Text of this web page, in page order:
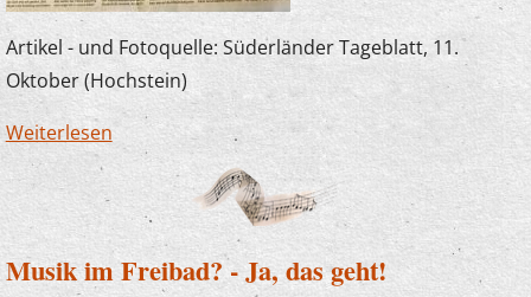
Artikel - und Fotoquelle: Süderländer Tageblatt, 11.
Oktober (Hochstein)
Weiterlesen über Erzieherfortbildung im DRK-
Familienzentrum Eschen mit Joachim
Kampschulte
Musik im Freibad? - Ja, das geht!